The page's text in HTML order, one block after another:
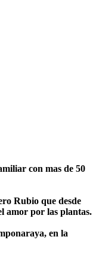
con mas de 50
Rubio que desde
amor por las plantas.
en la